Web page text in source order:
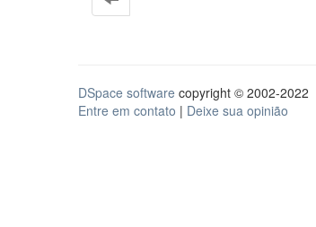
DSpace software copyright © 2002-2022
Entre em contato | Deixe sua opinião